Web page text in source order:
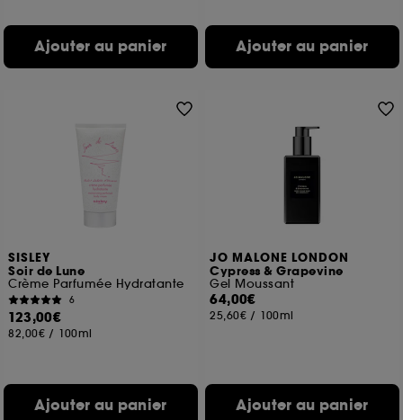
Ajouter au panier Ajouter au panier
SISLEY
Soir de Lune
Crème Parfumée Hydratante
6
123,00€
82,00€ / 100ml
Ajouter au panier
JO MALONE LONDON
Cypress & Grapevine
Gel Moussant
64,00€
25,60€ / 100ml
Ajouter au panier